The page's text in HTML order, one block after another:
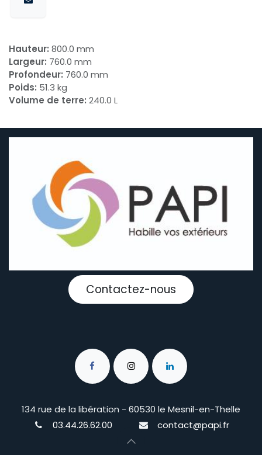
Hauteur: 800.0 mm
Largeur: 760.0 mm
Profondeur: 760.0 mm
Poids: 51.3 kg
Volume de terre: 240.0 L
Contactez-nous
134 rue de la libération - 60530 le Mesnil-en-Thelle
03.44.26.62.00
contact@papi.fr